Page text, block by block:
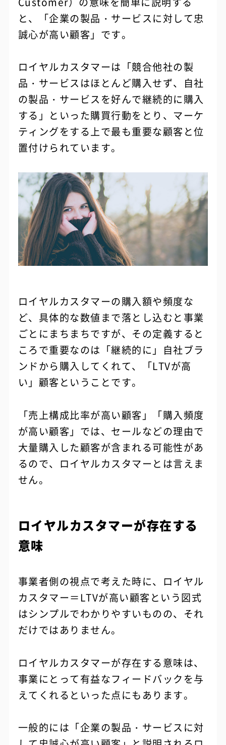
と、「企業の製品・サービスに対して忠
誠心が高い顧客」です。
ロイヤルカスタマーは「競合他社の製
品・サービスはほとんど購入せず、自社
の製品・サービスを好んで継続的に購入
する」といった購買行動をとり、マーケ
ティングをする上で最も重要な顧客と位
置付けられています。
ロイヤルカスタマーの購入額や頻度な
ど、具体的な数値まで落とし込むと事業
ごとにまちまちですが、その定義すると
ころで重要なのは「継続的に」自社ブラ
ンドから購入してくれて、「LTVが高
い」顧客ということです。
「売上構成比率が高い顧客」「購入頻度
が高い顧客」では、セールなどの理由で
大量購入した顧客が含まれる可能性があ
るので、ロイヤルカスタマーとは言えま
せん。
ロイヤルカスタマーが存在する
意味
事業者側の視点で考えた時に、ロイヤル
カスタマー＝LTVが高い顧客という図式
はシンプルでわかりやすいものの、それ
だけではありません。
ロイヤルカスタマーが存在する意味は、
事業にとって有益なフィードバックを与
えてくれるといった点にもあります。
一般的には「企業の製品・サービスに対